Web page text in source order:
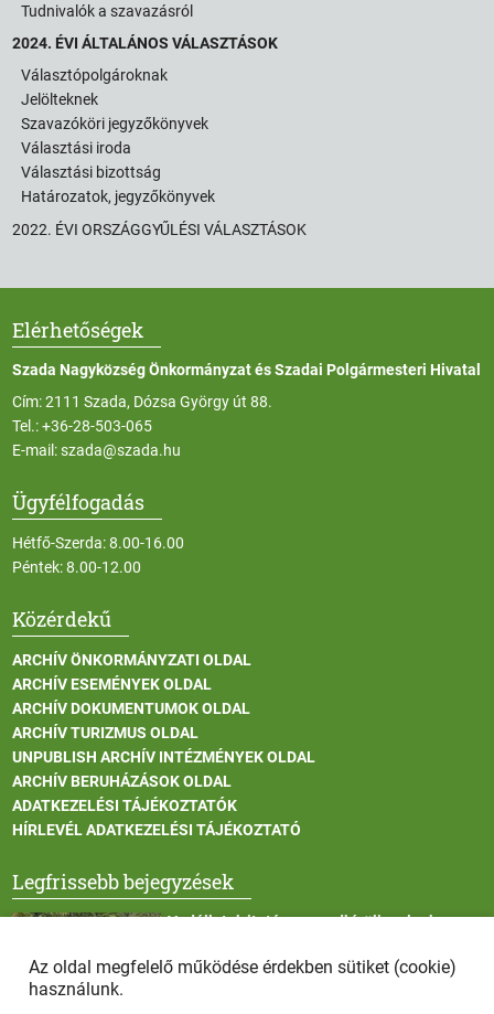
Tudnivalók a szavazásról
2024. ÉVI ÁLTALÁNOS VÁLASZTÁSOK
Választópolgároknak
Jelölteknek
Szavazóköri jegyzőkönyvek
Választási iroda
Választási bizottság
Határozatok, jegyzőkönyvek
2022. ÉVI ORSZÁGGYŰLÉSI VÁLASZTÁSOK
Elérhetőségek
Szada Nagyközség Önkormányzat és Szadai Polgármesteri Hivatal
Cím: 2111 Szada, Dózsa György út 88.
Tel.:+36-28-503-065
E-mail:szada@szada.hu
Ügyfélfogadás
Hétfő-Szerda: 8.00-16.00
Péntek: 8.00-12.00
Közérdekű
ARCHÍV ÖNKORMÁNYZATI OLDAL
ARCHÍV ESEMÉNYEK OLDAL
ARCHÍV DOKUMENTUMOK OLDAL
ARCHÍV TURIZMUS OLDAL
UNPUBLISH ARCHÍV INTÉZMÉNYEK OLDAL
ARCHÍV BERUHÁZÁSOK OLDAL
ADATKEZELÉSI TÁJÉKOZTATÓK
HÍRLEVÉL ADATKEZELÉSI TÁJÉKOZTATÓ
Legfrissebb bejegyzések
Vadállatok itatása a rendkívüli melegben
Az oldal megfelelő működése érdekben sütiket (cookie)
használunk.